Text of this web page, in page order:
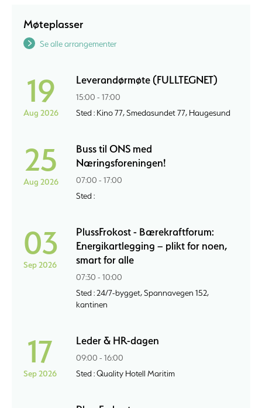
Møteplasser
Se alle arrangementer
19
Aug 2026
Leverandørmøte (FULLTEGNET)
15:00 - 17:00
Sted : Kino 77, Smedasundet 77, Haugesund
25
Aug 2026
Buss til ONS med
Næringsforeningen!
07:00 - 17:00
Sted :
03
Sep 2026
PlussFrokost - Bærekraftforum:
Energikartlegging – plikt for noen,
smart for alle
07:30 - 10:00
Sted : 24/7-bygget, Spannavegen 152,
kantinen
17
Sep 2026
Leder & HR-dagen
09:00 - 16:00
Sted : Quality Hotell Maritim